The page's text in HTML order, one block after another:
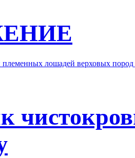
лошадей верховых